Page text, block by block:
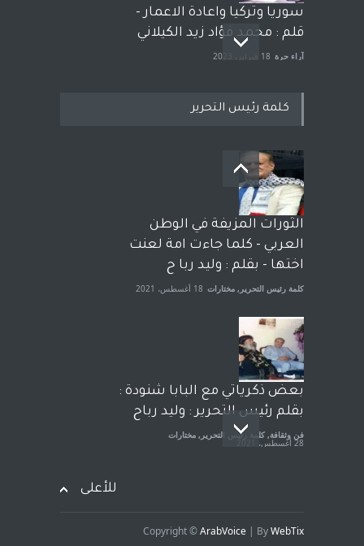
سوريا وتركيا واعادة الاعمار -
قلم : محمد فؤاد زيد الكيلاني
آراء حرة 18 فبراير، 2023
بعد معارك قضائية طاحنة كتب
وترافع فيها بنفسه مرة اخرى..
الشيخ طارق يوسف يقهر
الحكومة الأمريكية ، فأعطوه
الجنسية عن يد وهم صاغرون،
آراء حرة مختارات 7 أبريل، 2023
كلمة رئيس التحرير
الثورات المزيفة في الوطن
العربي - كلما جاءت امة لعنت
اختها - بقلم : وليد ربا ح
كلمة رئيس التحرير , مختارات 18 أغسطس، 2021
بعض ذكرياتي مع البابا شنودة :
بقلم رئيس التحرير : وليد رباح
فن وثقافة, كلمة رئيس التحرير , مختارات
28 أغسطس، 2021
للأعلى
Copyright ©ArabVoice | ByWebTix